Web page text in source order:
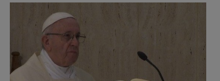
paus-franciscus-neemt-het-
woord-2-530x486.jpg